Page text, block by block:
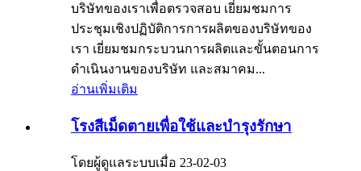
บริษัทของเราเพื่อตรวจสอบ เยี่ยมชมการ
ประชุมเชิงปฏิบัติการการผลิตของบริษัทของ
เรา เยี่ยมชมกระบวนการผลิตและขั้นตอนการ
ดำเนินงานของบริษัท และสมาคม...
อ่านเพิ่มเติม
โรงสีเม็ดตายเพื่อใช้และบำรุงรักษา
โดยผู้ดูแลระบบเมื่อ 23-02-03